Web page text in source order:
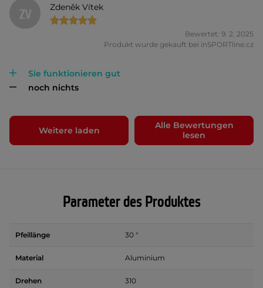
ZV Zdeněk Vítek
Bewertet: 9. 2. 2025
Produkt wurde gekauft bei inSPORTline.cz
Sie funktionieren gut
noch nichts
Weitere laden
Alle Bewertungen
lesen
Parameter des Produktes
Pfeillänge 30 "
Material Aluminium
Drehen 310